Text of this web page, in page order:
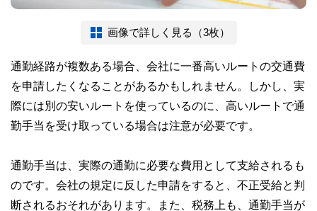
画像で詳しく見る（3枚）
通勤経路が複数ある場合、会社に一番高いルートの交通費
を申請したくなることがあるかもしれません。しかし、実
際には別の安いルートを使っているのに、高いルートで通
勤手当を受け取っている場合は注意が必要です。
通勤手当は、実際の通勤に必要な費用として支給されるも
のです。会社の規定に反した申請をすると、不正受給と判
断されるおそれがあります。また、税務上も、通勤手当が